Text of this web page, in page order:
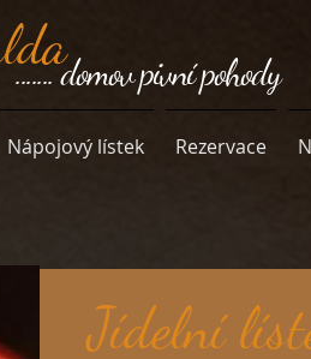
....... domov pivní pohody
Nápojový lístek Rezervace
Jídelní